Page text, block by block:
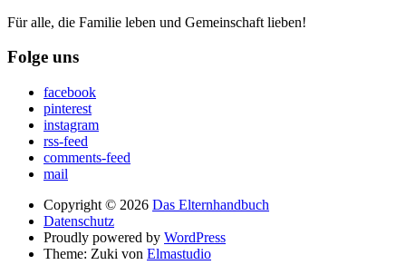
Für alle, die Familie leben und Gemeinschaft lieben!
Folge uns
facebook
pinterest
instagram
rss-feed
comments-feed
mail
Copyright © 2026 Das Elternhandbuch
Datenschutz
Proudly powered by WordPress
Theme: Zuki von Elmastudio